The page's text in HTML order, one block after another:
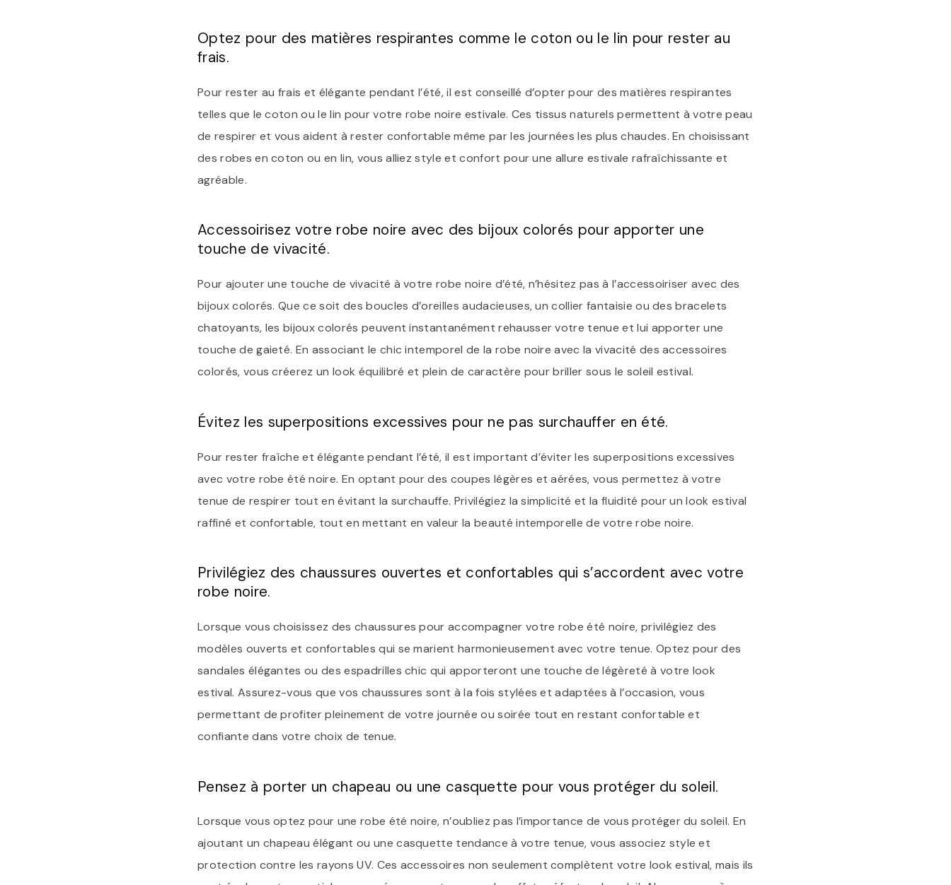
Optez pour des matières respirantes comme le coton ou le lin pour rester au
frais.
Pour rester au frais et élégante pendant l’été, il est conseillé d’opter pour des matières respirantes
telles que le coton ou le lin pour votre robe noire estivale. Ces tissus naturels permettent à votre peau
de respirer et vous aident à rester confortable même par les journées les plus chaudes. En choisissant
des robes en coton ou en lin, vous alliez style et confort pour une allure estivale rafraîchissante et
agréable.
Accessoirisez votre robe noire avec des bijoux colorés pour apporter une
touche de vivacité.
Pour ajouter une touche de vivacité à votre robe noire d’été, n’hésitez pas à l’accessoiriser avec des
bijoux colorés. Que ce soit des boucles d’oreilles audacieuses, un collier fantaisie ou des bracelets
chatoyants, les bijoux colorés peuvent instantanément rehausser votre tenue et lui apporter une
touche de gaieté. En associant le chic intemporel de la robe noire avec la vivacité des accessoires
colorés, vous créerez un look équilibré et plein de caractère pour briller sous le soleil estival.
Évitez les superpositions excessives pour ne pas surchauffer en été.
Pour rester fraîche et élégante pendant l’été, il est important d’éviter les superpositions excessives
avec votre robe été noire. En optant pour des coupes légères et aérées, vous permettez à votre
tenue de respirer tout en évitant la surchauffe. Privilégiez la simplicité et la fluidité pour un look estival
raffiné et confortable, tout en mettant en valeur la beauté intemporelle de votre robe noire.
Privilégiez des chaussures ouvertes et confortables qui s’accordent avec votre
robe noire.
Lorsque vous choisissez des chaussures pour accompagner votre robe été noire, privilégiez des
modèles ouverts et confortables qui se marient harmonieusement avec votre tenue. Optez pour des
sandales élégantes ou des espadrilles chic qui apporteront une touche de légèreté à votre look
estival. Assurez-vous que vos chaussures sont à la fois stylées et adaptées à l’occasion, vous
permettant de profiter pleinement de votre journée ou soirée tout en restant confortable et
confiante dans votre choix de tenue.
Pensez à porter un chapeau ou une casquette pour vous protéger du soleil.
Lorsque vous optez pour une robe été noire, n’oubliez pas l’importance de vous protéger du soleil. En
ajoutant un chapeau élégant ou une casquette tendance à votre tenue, vous associez style et
protection contre les rayons UV. Ces accessoires non seulement complètent votre look estival, mais ils